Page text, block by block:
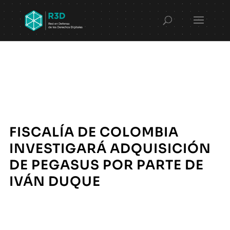
FISCALÍA DE COLOMBIA
INVESTIGARÁ ADQUISICIÓN
DE PEGASUS POR PARTE DE
IVÁN DUQUE